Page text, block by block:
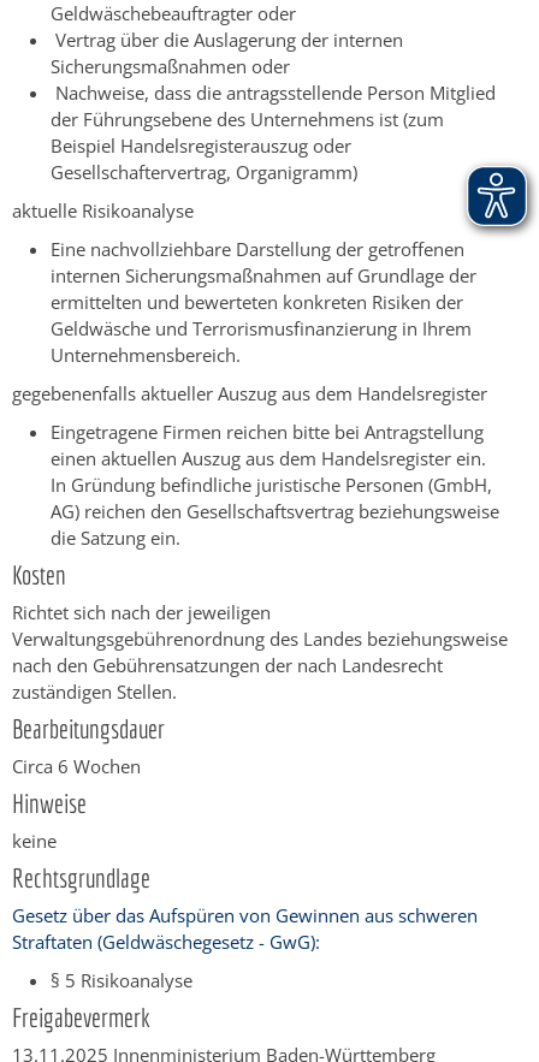
Geldwäschebeauftragter oder
​ Vertrag über die Auslagerung der internen
Sicherungsmaßnahmen oder
​ Nachweise, dass die antragsstellende Person Mitglied
der Führungsebene des Unternehmens ist (zum
Beispiel Handelsregisterauszug oder
Gesellschaftervertrag, Organigramm)
aktuelle Risikoanalyse
Eine nachvollziehbare Darstellung der getroffenen
internen Sicherungsmaßnahmen auf Grundlage der
ermittelten und bewerteten konkreten Risiken der
Geldwäsche und Terrorismusfinanzierung in Ihrem
Unternehmensbereich.
gegebenenfalls aktueller Auszug aus dem Handelsregister
Eingetragene Firmen reichen bitte bei Antragstellung
einen aktuellen Auszug aus dem Handelsregister ein.
In Gründung befindliche juristische Personen (GmbH,
AG) reichen den Gesellschaftsvertrag beziehungsweise
die Satzung ein. ​
Kosten
Richtet sich nach der jeweiligen
Verwaltungsgebührenordnung des Landes beziehungsweise
nach den Gebührensatzungen der nach Landesrecht
zuständigen Stellen.
Bearbeitungsdauer
Circa 6 Wochen
Hinweise
keine
Rechtsgrundlage
Gesetz über das Aufspüren von Gewinnen aus schweren
Straftaten (Geldwäschegesetz - GwG):
§ 5 Risikoanalyse
Freigabevermerk
13.11.2025 Innenministerium Baden-Württemberg